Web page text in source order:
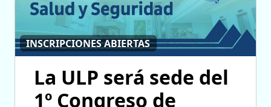
INSCRIPCIONES ABIERTAS
La ULP será sede del
1º Congreso de